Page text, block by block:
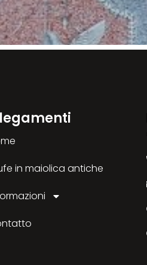
in maiolica antiche